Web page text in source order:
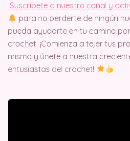
Suscríbete a nuestro canal y
para no perderte de ningún
pueda ayudarte en tu camino
crochet. ¡Comienza a tejer tus
mismo y únete a nuestra
entusiastas del crochet!